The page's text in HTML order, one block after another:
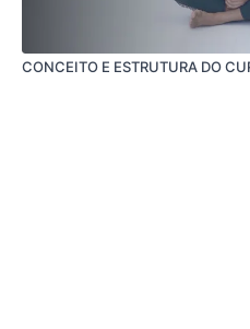
CONCEITO E ESTRUTURA DO